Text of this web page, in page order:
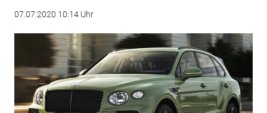
07.07.2020 10:14 Uhr